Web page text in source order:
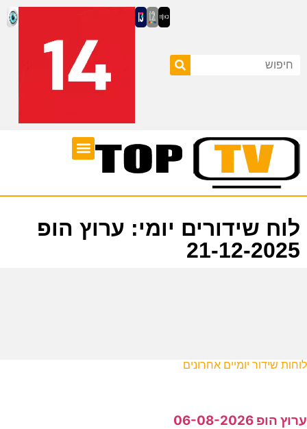
לוח שידורים יומי: ערוץ הופ
21-12-2025
לוחות שידור יומיים אחרונים
ערוץ הופ 06-08-2026